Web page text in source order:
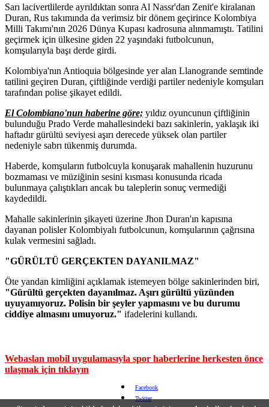
Sarı lacivertlilerde ayrıldıktan sonra Al Nassr'dan Zenit'e kiralanan
Duran, Rus takımında da verimsiz bir dönem geçirince Kolombiya
Milli Takımı'nın 2026 Dünya Kupası kadrosuna alınmamıştı. Tatilini
geçirmek için ülkesine giden 22 yaşındaki futbolcunun,
komşularıyla başı derde girdi.
Kolombiya'nın Antioquia bölgesinde yer alan Llanogrande semtinde
tatilini geçiren Duran, çiftliğinde verdiği partiler nedeniyle komşuları
tarafından polise şikayet edildi.
El Colombiano'nun haberine göre; yıldız oyuncunun çiftliğinin
bulunduğu Prado Verde mahallesindeki bazı sakinlerin, yaklaşık iki
haftadır gürültü seviyesi aşırı derecede yüksek olan partiler
nedeniyle sabrı tükenmiş durumda.
Haberde, komşuların futbolcuyla konuşarak mahallenin huzurunu
bozmaması ve müziğinin sesini kısması konusunda ricada
bulunmaya çalıştıkları ancak bu taleplerin sonuç vermediği
kaydedildi.
Mahalle sakinlerinin şikayeti üzerine Jhon Duran'ın kapısına
dayanan polisler Kolombiyalı futbolcunun, komşularının çağrısına
kulak vermesini sağladı.
"GÜRÜLTÜ GERÇEKTEN DAYANILMAZ"
Öte yandan kimliğini açıklamak istemeyen bölge sakinlerinden biri,
"Gürültü gerçekten dayanılmaz. Aşırı gürültü yüzünden
uyuyamıyoruz. Polisin bir şeyler yapmasını ve bu durumu
ciddiye almasını umuyoruz." ifadelerini kullandı.
Webaslan mobil uygulamasıyla spor haberlerine herkesten önce
ulaşmak için tıklayın
Facebook
Twitter